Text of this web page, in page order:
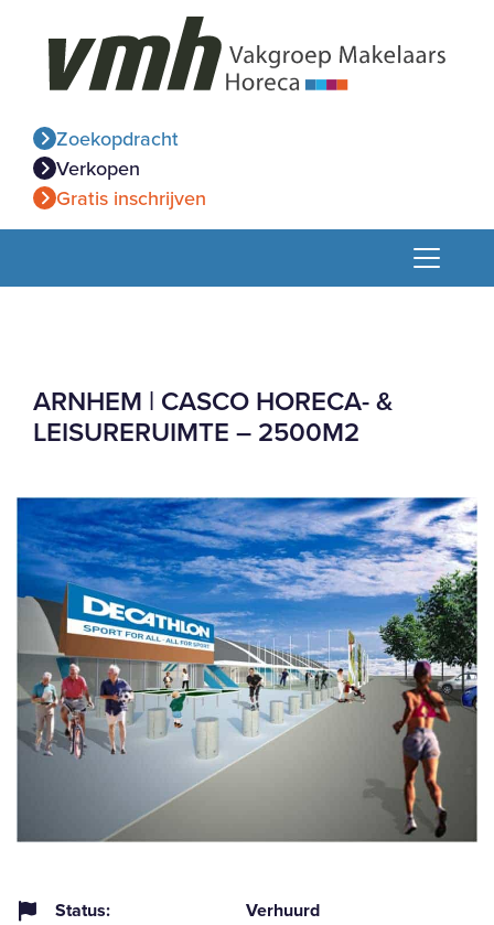
Zoekopdracht
Verkopen
Gratis inschrijven
ARNHEM | CASCO HORECA- &
LEISURERUIMTE – 2500M2
Status:
Verhuurd